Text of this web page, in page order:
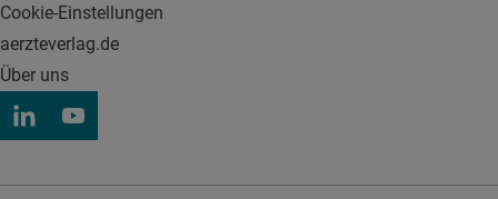
Cookie-Einstellungen
aerzteverlag.de
Über uns